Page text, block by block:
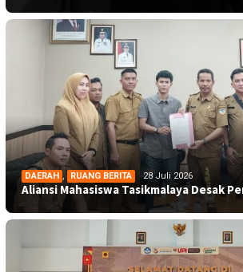
DAERAH , RUANG BERITA 28 Juli 2026
Aliansi Mahasiswa Tasikmalaya Desak